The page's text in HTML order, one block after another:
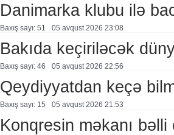
Danimarka klubu ilə
Baxış sayı: 51 05 avqust 2026 23:08
Bakıda keçiriləcək
Baxış sayı: 46 05 avqust 2026 22:56
Qeydiyyatdan keçə
Baxış sayı: 15 05 avqust 2026 21:53
Konqresin məkanı bəlli